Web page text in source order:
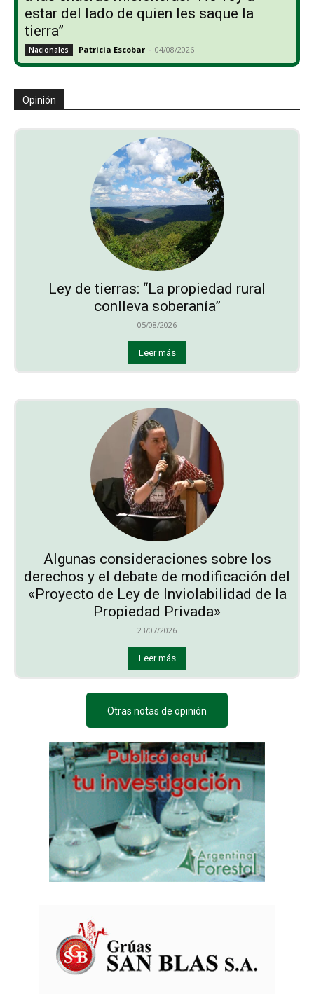
estar del lado de quien les saque la
tierra”
Nacionales Patricia Escobar - 04/08/2026
Opinión
Ley de tierras: “La propiedad rural
conlleva soberanía”
05/08/2026
Leer más
Algunas consideraciones sobre los
derechos y el debate de modificación del
«Proyecto de Ley de Inviolabilidad de la
Propiedad Privada»
23/07/2026
Leer más
Otras notas de opinión